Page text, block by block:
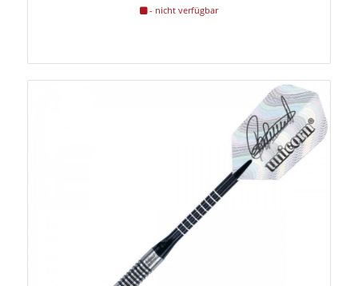
- nicht verfügbar